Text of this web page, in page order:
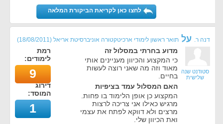
לחצו כאן לקריאת הביקורת המלאה
דנה ר. על תואר ראשון לימודי ארכיטקטורה אוניברסיטת אריאל (
18/08/2011
)
סטודנט שנה
שלישית
מדוע בחרתי במסלול זה
כי המקצוע והכיוון מעניינים אותי
מאוד וזה מה שאני רוצה לעשות
בחיים.
האם המסלול עמד בציפיות
המקצוע כן אופן הלימוד בו פחות.
מרגיש כאילו אני צריכה לרצות
מרצים ולא דווקא לפתח את עצמי
ואת הכיוון שלי.
רמת
לימודים:
9
דירוג
המוסד:
1